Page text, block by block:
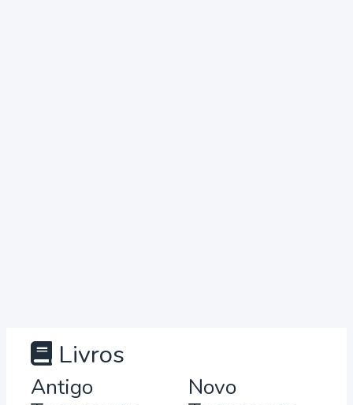
Livros
Antigo
Novo